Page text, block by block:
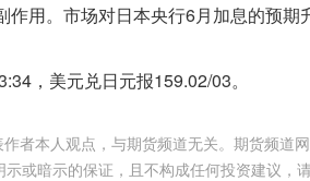
作用。市场对日本央行6月加息的预
，美元兑日元报159.02/03。
者本人观点，与期货频道无关。期货频道
或暗示的保证，且不构成任何投资建议，